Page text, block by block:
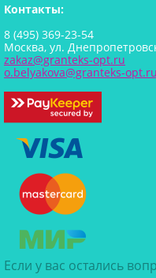
Контакты:
8 (495) 369-23-54
Москва, ул.
zakaz@granteks-opt.ru
o.belyakova@granteks-opt.ru
Если у вас остались